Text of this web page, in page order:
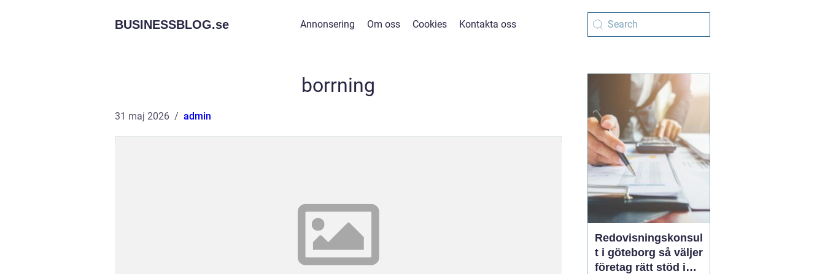
BUSINESSBLOG.se Annonsering Om oss Cookies Kontakta oss
borrning
31 maj 2026 admin
Redovisningskonsul
t i göteborg så väljer
företag rätt stöd i